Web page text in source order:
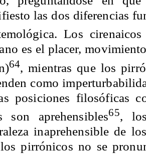
las dos diferencias
Los cirenaicos
es el placer,
64, mientras que los
como
posiciones filosóficas
son aprehensibles65,
inaprehensible de
pirrónicos no se